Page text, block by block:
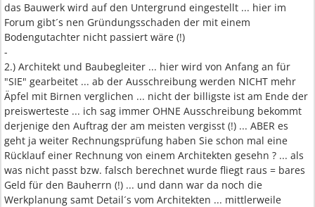
das Bauwerk wird auf den Untergrund eingestellt ... hier im
Forum gibt´s nen Gründungsschaden der mit einem
Bodengutachter nicht passiert wäre (!)
-
2.) Architekt und Baubegleiter ... hier wird von Anfang an für
"SIE" gearbeitet ... ab der Ausschreibung werden NICHT mehr
Äpfel mit Birnen verglichen ... nicht der billigste ist am Ende der
preiswerteste ... ich sag immer OHNE Ausschreibung bekommt
derjenige den Auftrag der am meisten vergisst (!) ... ABER es
geht ja weiter Rechnungsprüfung haben Sie schon mal eine
Rücklauf einer Rechnung von einem Architekten gesehn ? ... als
was nicht passt bzw. falsch berechnet wurde fliegt raus = bares
Geld für den Bauherrn (!) ... und dann war da noch die
Werkplanung samt Detail´s vom Architekten ... mittlerweile